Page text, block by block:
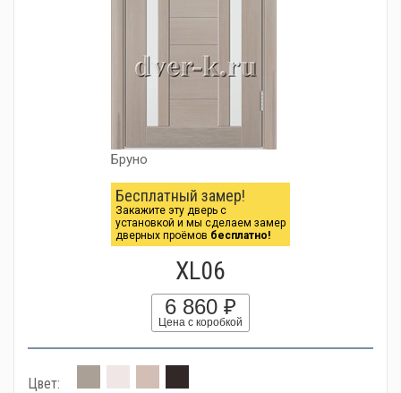
Бруно
Бесплатный замер!
Закажите эту дверь с
установкой и мы сделаем замер
дверных проёмов бесплатно!
XL06
6 860 ₽
Цена с коробкой
Цвет: